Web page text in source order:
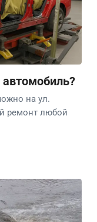
на ул.
ремонт любой